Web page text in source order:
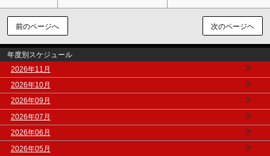
前のページへ 次のページヘ
年度別スケジュール
2026年11月
>
2026年10月 >
2026年09月 >
2026年07月 >
2026年06月 >
2026年05月 >